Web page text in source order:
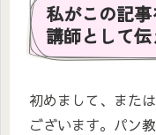
私がこの記
講師として
初めまして、また
ございます。パン